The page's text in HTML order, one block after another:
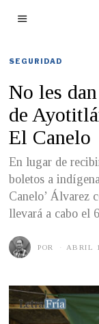
SEGURIDAD
No les
de
El Canelo
En lugar de
boletos a
Canelo’ Álvarez
llevará a cabo el
POR ABRIL